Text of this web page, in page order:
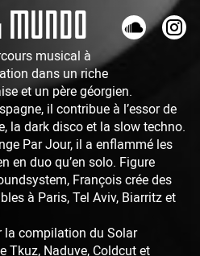
MUNDO
musical à
dans un riche
et un père géorgien.
il contribue à l’essor de
la dark disco et la slow techno.
Par Jour, il a enflammé les
en duo qu’en solo. Figure
François crée des
à Paris, Tel Aviv, Biarritz et
la compilation du Solar
Tkuz, Naduve, Coldcut et